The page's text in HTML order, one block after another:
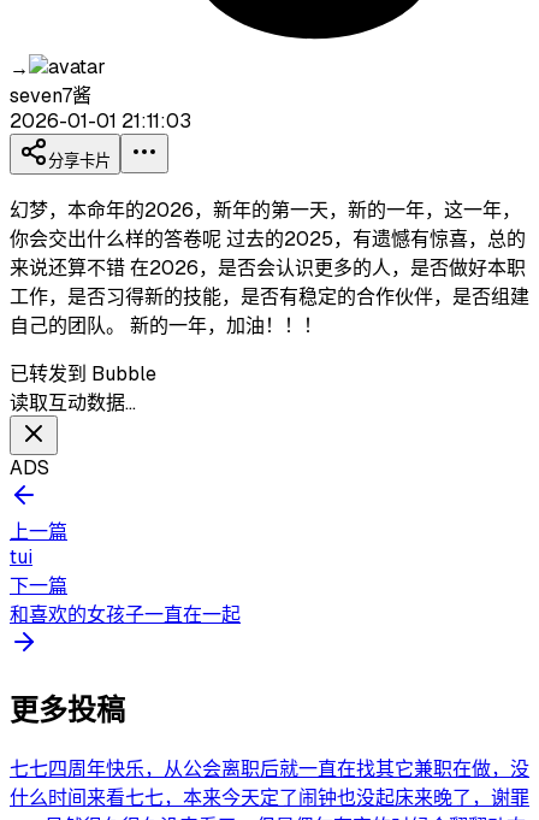
→
seven7酱
2026-01-01 21:11:03
分享卡片
幻梦，本命年的2026，新年的第一天，新的一年，这一年，
你会交出什么样的答卷呢 过去的2025，有遗憾有惊喜，总的
来说还算不错 在2026，是否会认识更多的人，是否做好本职
工作，是否习得新的技能，是否有稳定的合作伙伴，是否组建
自己的团队。 新的一年，加油！！！
已转发到 Bubble
读取互动数据…
ADS
上一篇
tui
下一篇
和喜欢的女孩子一直在一起
更多投稿
七七四周年快乐，从公会离职后就一直在找其它兼职在做，没
什么时间来看七七，本来今天定了闹钟也没起床来晚了，谢罪